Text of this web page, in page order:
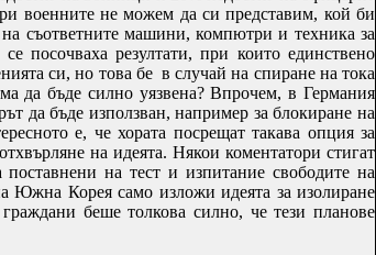
военните не можем да си представим, кой би
съответните машини, компютри и техника за
посочваха резултати, при които единствено
си, но това бе в случай на спиране на тока
да бъде силно уязвена?Впрочем, в Германия
да бъде използван, например за блокиране на
е, че хората посрещат такава опция за
на идеята. Някои коментатори стигат
на тест и изпитание свободите на
Южна Корея само изложи идеята за изолиране
беше толкова силно, че тези планове